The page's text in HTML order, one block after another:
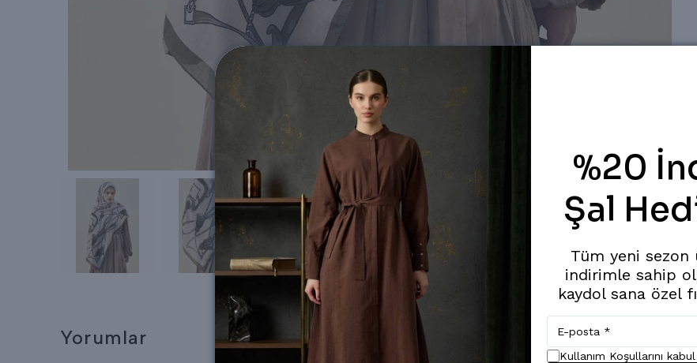
Yorumlar
%20
Şal
Tüm yeni sezon
indirimle sahip
kaydol sana özel
Kullanım Koşullarını